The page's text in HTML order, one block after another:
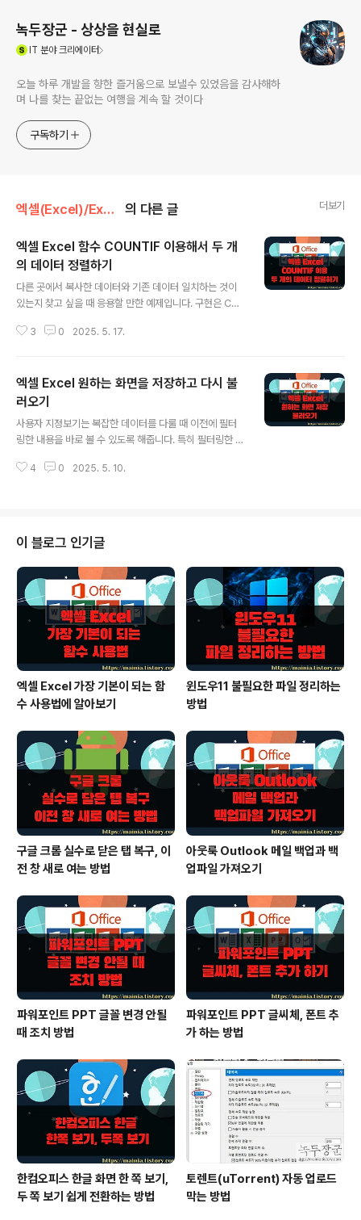
녹두장군 - 상상을 현실로
IT 분야 크리에이터
오늘 하루 개발을 향한 즐거움으로 보낼수 있었음을 감사해하
며 나를 찾는 끝없는 여행을 계속 할 것이다
구독하기
엑셀(Excel)/Excel 의 다른 글 더보기
엑셀 Excel 함수 COUNTIF 이용해서 두 개
의 데이터 정렬하기
다른 곳에서 복사한 데이터와 기존 데이터 일치하는 것이
있는지 찾고 싶을 때 응용할 만한 예제입니다. 구현은 CO
서 동일한 데이터가 몇 개나 있는지 셀 때 사용합니다. 하나
있습니다. ▼ B 열에 맞춰서 C 열의 숫자를 정렬하고자 합
니다. 빈칸은 제외하고 동일한 숫자를 찾아 표시할 예정입
니다. ▼ 정렬을 하기 전에 COUNTIF 함수로 C 열의 데이
터가 B 열에 존재하는지 여부를 판단할 것입니다. 첫 번째
인수로 C 열의 영역을 절대값으로 넣고, 두 번째 인수로 검
색 대상인 B3 셀을 선택합니다. B3 데이터를 C 열의 첫..
3 0 2025. 5. 17.
엑셀 Excel 원하는 화면을 저장하고 다시 불
러오기
사용자 지정보기는 복잡한 데이터를 다룰 때 이전에 필터
링한 내용을 바로 볼 수 있도록 해줍니다. 특히 필터링한 조
을 하지 않아도 돼서 아주 유용합니다. 이것은 필더링한 조
다. 예를 들어 “최연혁” 이라는 이름을 가진 동일인을 필터
로 걸러내 봅니다. 이름을 선택하고 오른 마우스를 클릭한
후 [필터] > [선택한 셀 값으로 필터링] 메뉴를 클릭합니다.
▼ 그럼 “최연혁”이라는 이름을 가진 사람만 남겠죠. 그리
고 해당 영역은 자동으로 필터가 적용됩니다. 이렇게 걸러
낸 데이터를 [사용자 지정..
4 0 2025. 5. 10.
이 블로그 인기글
엑셀 Excel 가장 기본이 되는 함
수 사용법에 알아보기
윈도우11 불필요한 파일 정리하는
방법
구글 크롬 실수로 닫은 탭 복구, 이
전 창 새로 여는 방법
아웃룩 Outlook 메일 백업과 백
업파일 가져오기
파워포인트 PPT 글꼴 변경 안될
때 조치 방법
파워포인트 PPT 글씨체, 폰트 추
가 하는 방법
한컴오피스 한글 화면 한 쪽 보기,
두 쪽 보기 쉽게 전환하는 방법
토렌트(uTorrent) 자동 업로드
막는 방법